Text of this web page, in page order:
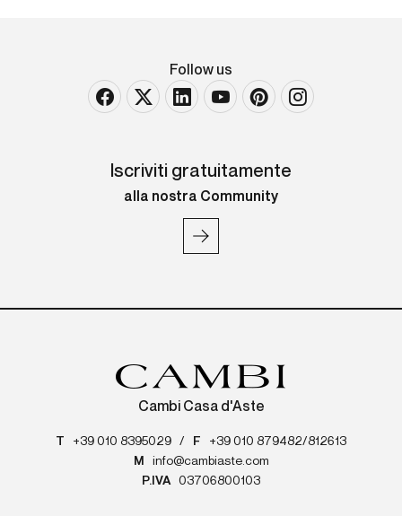
Follow us
Iscriviti gratuitamente
alla nostra Community
Cambi Casa d'Aste
T +39 010 8395029 / F
+39 010 879482/812613
M
info@cambiaste.com
P.IVA
03706800103